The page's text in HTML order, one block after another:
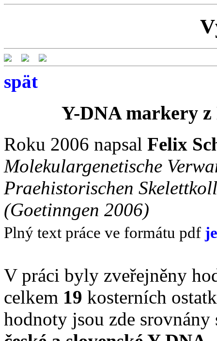
spät
Y-DNA markery z
Roku 2006 napsal Felix
Molekulargenetische
Praehistorischen
(Goetinngen 2006)
Plný text práce ve formátu pdf
V práci byly zveřejněny
celkem 19 kosterních
hodnoty jsou zde